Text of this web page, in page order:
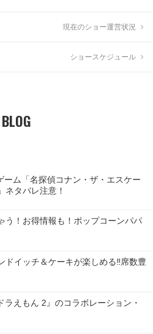
現在のショー運営状況
ショースケジュール
BLOG
ーム「名探偵コナン・ザ・エスケー
ネタバレ注意！
う！お得情報も！ポップコーンパパ
ドイッチ＆ケーキが楽しめる‼席数豊
ラえもん 2』のコラボレーション・